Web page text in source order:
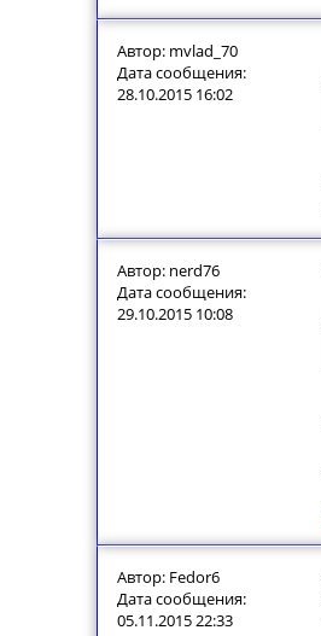
Автор: mvlad_70
Дата сообщения:
28.10.2015 16:02
Автор: nerd76
Дата сообщения:
29.10.2015 10:08
Автор: Fedor6
Дата сообщения:
05.11.2015 22:33